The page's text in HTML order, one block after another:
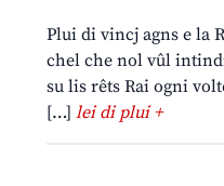
Plui di vincj agns e la
chel che nol vûl
su lis rêts Rai ogni
[…] lei di plui +